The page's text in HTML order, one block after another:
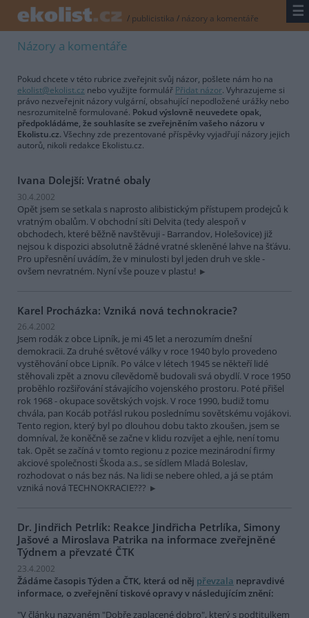
/ publicistika / názory a komentáře ☰
Názory a komentáře
Pokud chcete v této rubrice zveřejnit svůj názor, pošlete nám ho na
ekolist@ekolist.cz nebo využijte formulář Přidat názor. Vyhrazujeme si
právo nezveřejnit názory vulgární, obsahující nepodložené urážky nebo
nesrozumitelně formulované. Pokud výslovně neuvedete opak,
předpokládáme, že souhlasíte se zveřejněním vašeho názoru v
Ekolistu.cz. Všechny zde prezentované příspěvky vyjadřují názory jejich
autorů, nikoli redakce Ekolistu.cz.
Ivana Dolejší: Vratné obaly
30.4.2002
Opět jsem se setkala s naprosto alibistickým přístupem prodejců k
vratným obalům. V obchodní síti Delvita (tedy alespoň v
obchodech, které běžně navštěvuji - Barrandov, Holešovice) již
nejsou k dispozici absolutně žádné vratné skleněné lahve na šťávu.
Pro upřesnění uvádím, že v minulosti byl jeden druh ve skle -
ovšem nevratném. Nyní vše pouze v plastu!
Karel Procházka: Vzniká nová technokracie?
26.4.2002
Jsem rodák z obce Lipník, je mi 45 let a nerozumím dnešní
demokracii. Za druhé světové války v roce 1940 bylo provedeno
vystěhování obce Lipník. Po válce v létech 1945 se někteří lidé
stěhovali zpět a znovu cílevědomě budovali svá obydlí. V roce 1950
proběhlo rozšiřování stávajícího vojenského prostoru. Poté přišel
rok 1968 - okupace sovětských vojsk. V roce 1990, budiž tomu
chvála, pan Kocáb potřásl rukou poslednímu sovětskému vojákovi.
Tento region, který byl po dlouhou dobu takto zkoušen, jsem se
domníval, že koněčně se začne v klidu rozvíjet a ejhle, není tomu
tak. Opět se začíná v tomto regionu z pozice mezinárodní firmy
akciové společnosti Škoda a.s., se sídlem Mladá Boleslav,
rozhodovat o nás bez nás. Na lidi se nebere ohled, a já se ptám
vzniká nová TECHNOKRACIE???
Dr. Jindřich Petrlík: Reakce Jindřicha Petrlíka, Simony
Jašové a Miroslava Patrika na informace zveřejněné
Týdnem a převzaté ČTK
23.4.2002
Žádáme časopis Týden a ČTK, která od něj převzala nepravdivé
informace, o zveřejnění tiskové opravy v následujícím znění:
"V článku nazvaném "Dobře zaplacené dobro", který s podtitulkem